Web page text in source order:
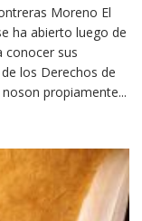
Moreno El
ha abierto luego de
conocer sus
los Derechos de
propiamente...